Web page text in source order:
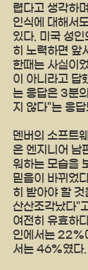
렵다고 생각하
인식에 대해서
있다. 미국 성
히 노력하면 앞
한때는 사실이
이 아니라고 답
는 응답은 3분
지 않다"는 응
덴버의 소프트
은 엔지니어 남
워하는 모습을
믿음이 바뀌었
히 받아야 할 것
산산조각났다"
여전히 유효하
인에서는 22%
서는 46%였다.